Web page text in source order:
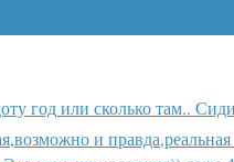
год или сколько там..
и